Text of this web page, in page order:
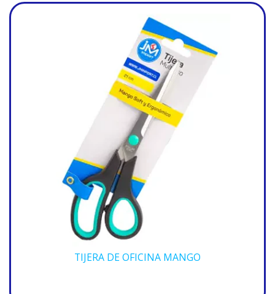
TIJERA DE OFICINA MANGO